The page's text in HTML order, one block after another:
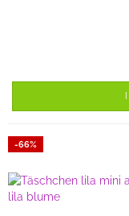
-66%